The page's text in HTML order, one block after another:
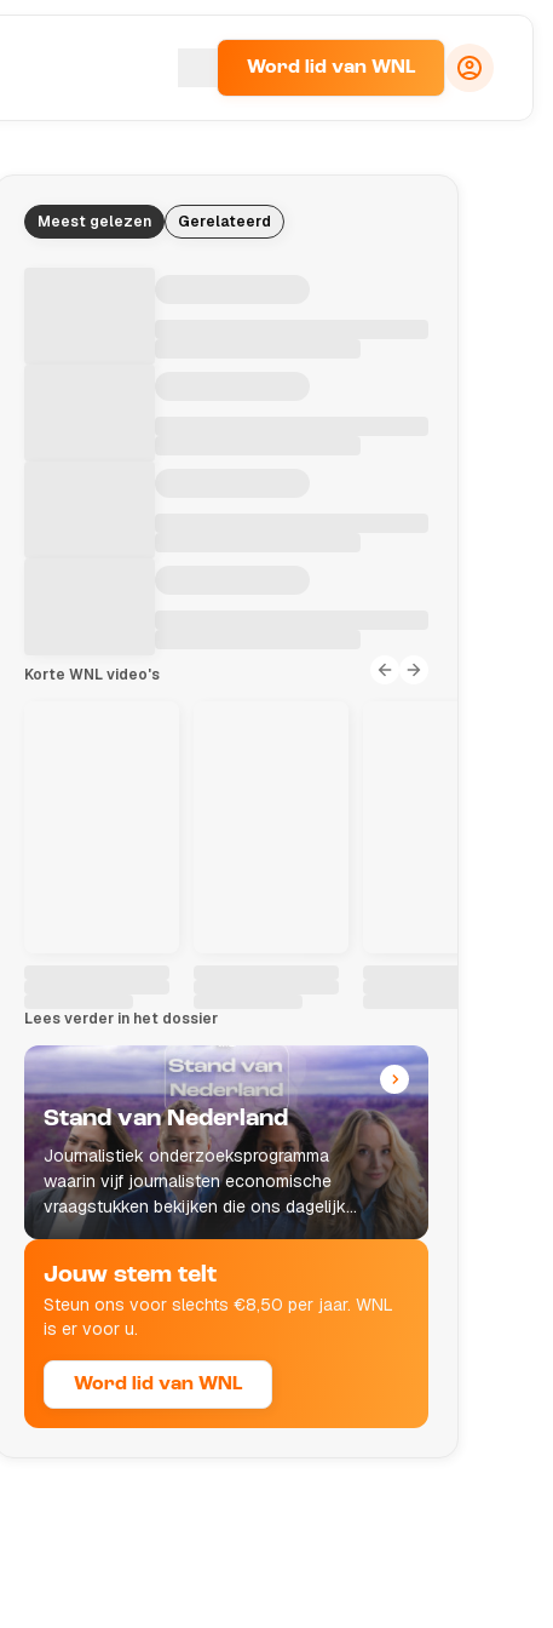
Word lid van WNL
Meest gelezen Gerelateerd
Korte WNL video's
Lees verder in het dossier
Stand van Nederland
Journalistiek onderzoeksprogramma
waarin vijf journalisten economische
vraagstukken bekijken die ons dagelijks
leven raken.
Jouw stem telt
Steun ons voor slechts €8,50 per jaar. WNL
is er voor u.
Word lid van WNL